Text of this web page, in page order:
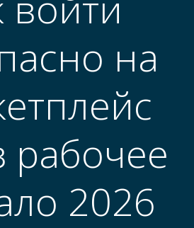
на
рабочее
2026